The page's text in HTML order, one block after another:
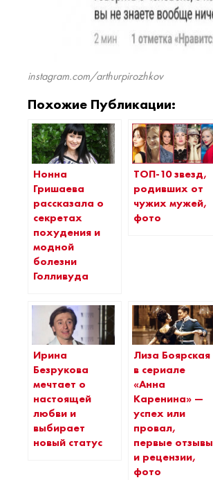
instagram.com/arthurpirozhkov
Похожие Публикации:
Нонна
Гришаева
рассказала о
секретах
похудения и
модной
болезни
Голливуда
ТОП-10 звезд,
родивших от
чужих мужей,
фото
Ирина
Безрукова
мечтает о
настоящей
любви и
выбирает
новый статус
Лиза Боярская
в сериале
«Анна
Каренина» —
успех или
провал,
первые отзывы
и рецензии,
фото